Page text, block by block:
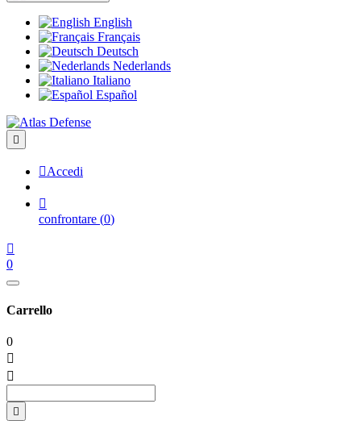
English
Français
Deutsch
Nederlands
Italiano
Español

Accedi

confrontare (0)

0
Carrello
0


